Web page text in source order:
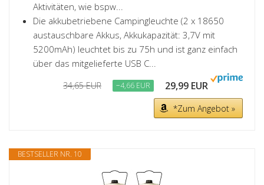
Aktivitäten, wie bspw...
Die akkubetriebene Campingleuchte (2 x 18650
austauschbare Akkus, Akkukapazität: 3,7V mit
5200mAh) leuchtet bis zu 75h und ist ganz einfach
über das mitgelieferte USB C...
34,65 EUR −4,66 EUR 29,99 EUR
*Zum Angebot »
BESTSELLER NR. 10